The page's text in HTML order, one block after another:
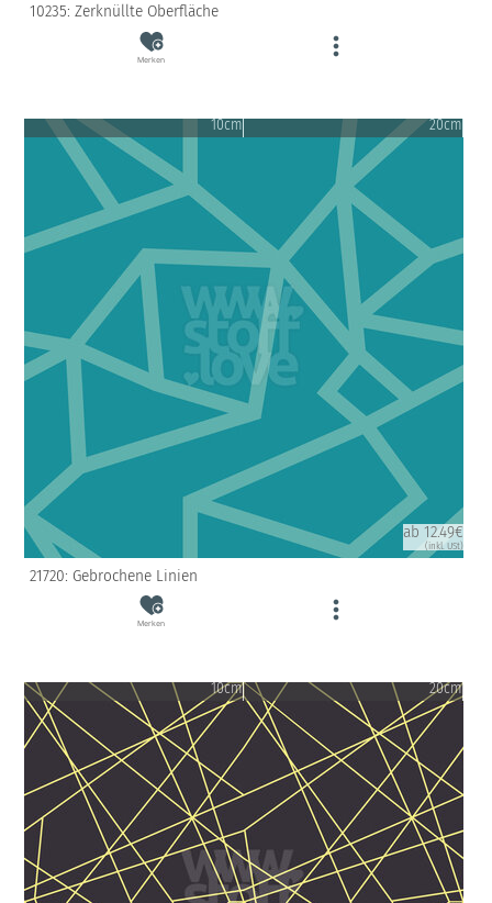
10235: Zerknüllte Oberfläche
Merken
10cm 20cm
ab 12.49€
(inkl. USt)
21720: Gebrochene Linien
Merken
10cm 20cm